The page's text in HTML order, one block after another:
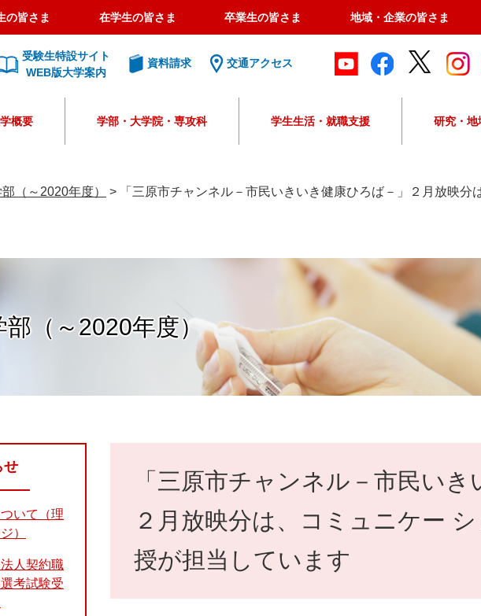
の皆さま 在学生の皆さま 卒業生の皆さま 地域・企業の皆さま
受験生特設サイト
WEB版大学案内
資料請求 交通アクセス
o
カ
タ
ム
検
索
概要 学部・大学院・専攻科 学生生活・就職支援 研究・地
（～2020年度） >
「三原市チャンネル－市民いきいき健康ひろば－」２月放映
（～2020年度）
「三原市チャンネル－市民いき
２月放映分は、コミュニケー
授が担当しています
せ
いて（理
）
人契約職
考試験受